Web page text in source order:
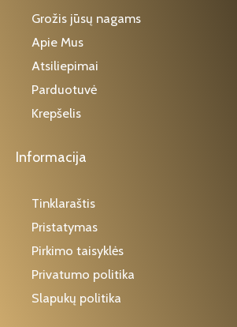
Grožis jūsų nagams
Apie Mus
Atsiliepimai
Parduotuvė
Krepšelis
Informacija
Tinklaraštis
Pristatymas
Pirkimo taisyklės
Privatumo politika
Slapukų politika